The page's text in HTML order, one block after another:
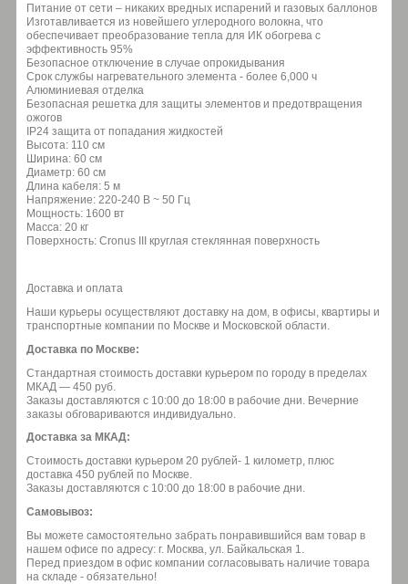
Питание от сети – никаких вредных испарений и газовых баллонов
Изготавливается из новейшего углеродного волокна, что
обеспечивает преобразование тепла для ИК обогрева с
эффективность 95%
Безопасное отключение в случае опрокидывания
Срок службы нагревательного элемента - более 6,000 ч
Алюминиевая отделка
Безопасная решетка для защиты элементов и предотвращения
ожогов
IP24 защита от попадания жидкостей
Высота: 110 см
Ширина: 60 см
Диаметр: 60 см
Длина кабеля: 5 м
Напряжение: 220-240 В ~ 50 Гц
Мощность: 1600 вт
Масса: 20 кг
Поверхность: Cronus III круглая стеклянная поверхность
Доставка и оплата
Наши курьеры осуществляют доставку на дом, в офисы, квартиры и
транспортные компании по Москве и Московской области.
Доставка по Москве:
Стандартная стоимость доставки курьером по городу в пределах
МКАД — 450 руб.
Заказы доставляются с 10:00 до 18:00 в рабочие дни. Вечерние
заказы обговариваются индивидуально.
Доставка за МКАД:
Стоимость доставки курьером 20 рублей- 1 километр, плюс
доставка 450 рублей по Москве.
Заказы доставляются с 10:00 до 18:00 в рабочие дни.
Самовывоз:
Вы можете самостоятельно забрать понравившийся вам товар в
нашем офисе по адресу: г. Москва, ул. Байкальская 1.
Перед приездом в офис компании согласовывать наличие товара
на складе - обязательно!